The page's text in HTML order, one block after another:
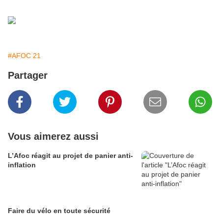
#AFOC 21
Partager
Vous aimerez aussi
L’Afoc réagit au projet de panier anti-
inflation
Faire du vélo en toute sécurité